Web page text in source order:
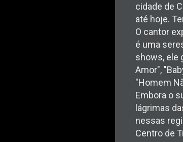
cidade de
até hoje.
O cantor
é uma
shows, ele
Amor",
"Homem
Embora o
lágrimas
nessas
Centro de